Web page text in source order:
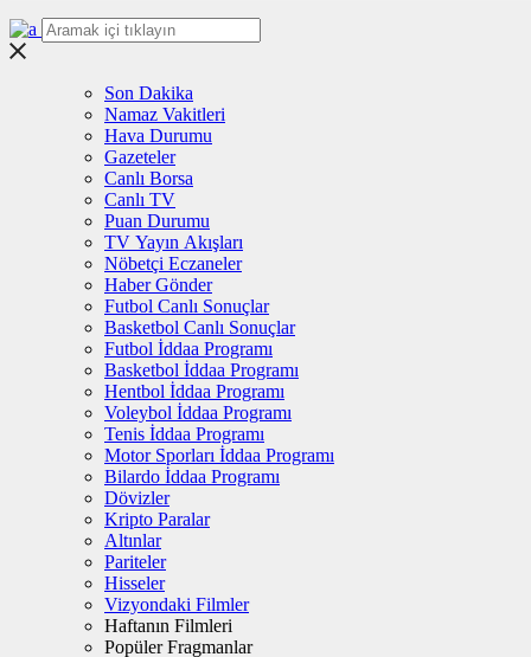
Son Dakika
Namaz Vakitleri
Hava Durumu
Gazeteler
Canlı Borsa
Canlı TV
Puan Durumu
TV Yayın Akışları
Nöbetçi Eczaneler
Haber Gönder
Futbol Canlı Sonuçlar
Basketbol Canlı Sonuçlar
Futbol İddaa Programı
Basketbol İddaa Programı
Hentbol İddaa Programı
Voleybol İddaa Programı
Tenis İddaa Programı
Motor Sporları İddaa Programı
Bilardo İddaa Programı
Dövizler
Kripto Paralar
Altınlar
Pariteler
Hisseler
Vizyondaki Filmler
Haftanın Filmleri
Popüler Fragmanlar